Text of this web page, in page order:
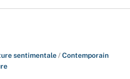
sentimentale /Contemporain